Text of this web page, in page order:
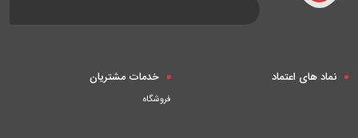
نماد های اعتماد خدمات مشتریان
فروشگاه